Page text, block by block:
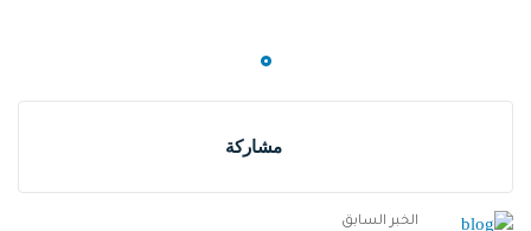
مشاركة
الخبر السابق